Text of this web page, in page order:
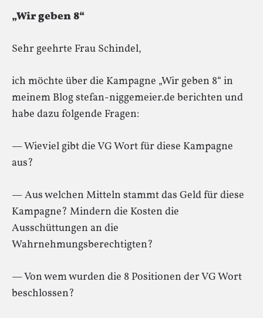
„Wir geben 8“
Sehr geehrte Frau Schindel,
ich möchte über die Kampagne „Wir geben 8“ in
meinem Blog stefan-niggemeier.de berichten und
habe dazu folgende Fragen:
— Wieviel gibt die VG Wort für diese Kampagne
aus?
— Aus welchen Mitteln stammt das Geld für diese
Kampagne? Mindern die Kosten die
Ausschüttungen an die
Wahrnehmungsberechtigten?
— Von wem wurden die 8 Positionen der VG Wort
beschlossen?